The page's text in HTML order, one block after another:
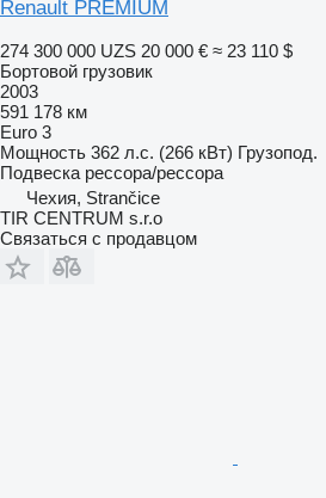
Renault PREMIUM
274 300 000 UZS 20 000 € ≈ 23 110 $
Бортовой грузовик
2003
591 178 км
Euro 3
Мощность 362 л.с. (266 кВт) Грузопод.
Подвеска рессора/рессора
Чехия, Strančice
TIR CENTRUM s.r.o
Связаться с продавцом